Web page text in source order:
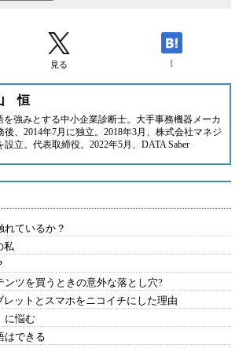
見る 1
恒
を強みとする中小企業診断士。大手事務機器メーカ
後、2014年7月に独立。2018年3月、 株式会社マネジ
設立。代表取締役。2022年5月、 DATA Saber
れているか？
私
ンツを買うときの意外な落とし穴?
ットとスマホをニコイチにした理由
に悩む
はできる